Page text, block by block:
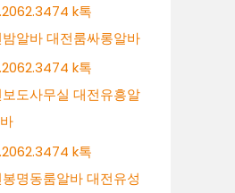
k톡
알바 대전룸싸롱알바
k톡
도사무실 대전유흥알
k톡
명동룸알바 대전유성